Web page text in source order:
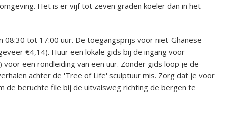
Het is er vijf tot zeven graden koeler dan in het
08:30 tot 17:00 uur. De toegangsprijs voor niet-Ghanese
€4,14). Huur een lokale gids bij de ingang voor
een rondleiding van een uur. Zonder gids loop je de
achter de 'Tree of Life' sculptuur mis. Zorg dat je voor
de beruchte file bij de uitvalsweg richting de bergen te